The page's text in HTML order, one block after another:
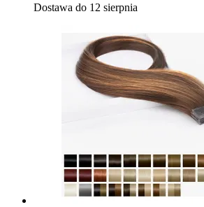
Dostawa do 12 sierpnia